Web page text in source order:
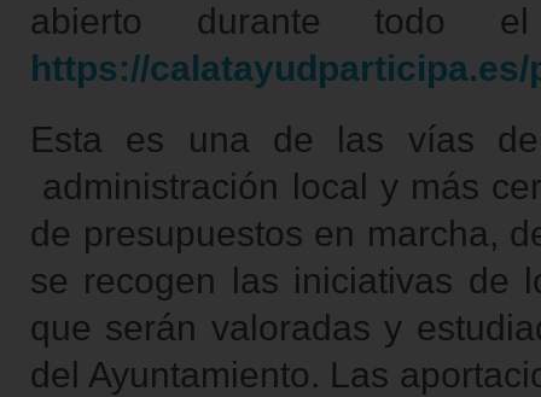
abierto durante todo
https://
Esta es una de las vías
administración local y más
de presupuestos en marcha,
se recogen las iniciativas de
que serán valoradas y
del Ayuntamiento. Las